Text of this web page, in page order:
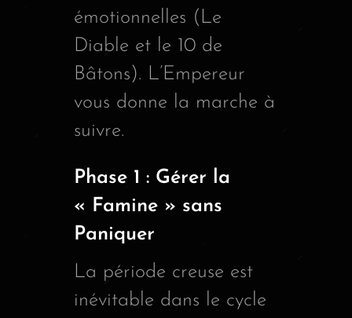
émotionnelles (Le
Diable et le 10 de
Bâtons). L’Empereur
vous donne la marche à
suivre.
Phase 1 : Gérer la
« Famine » sans
Paniquer
La période creuse est
inévitable dans le cycle